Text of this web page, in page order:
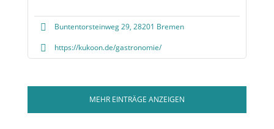
Buntentorsteinweg 29, 28201 Bremen
https://kukoon.de/gastronomie/
MEHR EINTRÄGE ANZEIGEN